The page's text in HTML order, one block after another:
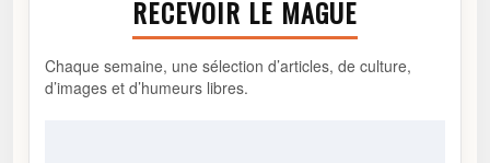
RECEVOIR LE MAGUE
Chaque semaine, une sélection d’articles, de culture,
d’images et d’humeurs libres.